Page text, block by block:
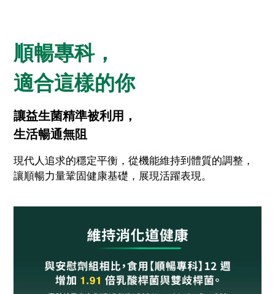
順暢專科，
適合這樣的你
讓益生菌精準被利用，
生活暢通無阻
現代人追求的穩定平衡，從機能維持到體質的調整，
讓順暢力量鞏固健康基礎，展現活躍表現。